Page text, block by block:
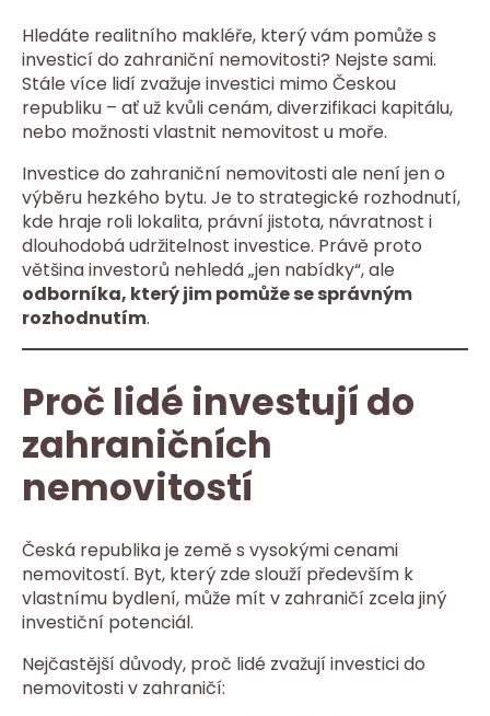
Hledáte realitního makléře, který vám pomůže s
investicí do zahraniční nemovitosti? Nejste sami.
Stále více lidí zvažuje investici mimo Českou
republiku – ať už kvůli cenám, diverzifikaci kapitálu,
nebo možnosti vlastnit nemovitost u moře.
Investice do zahraniční nemovitosti ale není jen o
výběru hezkého bytu. Je to strategické rozhodnutí,
kde hraje roli lokalita, právní jistota, návratnost i
dlouhodobá udržitelnost investice. Právě proto
většina investorů nehledá „jen nabídky“, ale
odborníka, který jim pomůže se správným
rozhodnutím.
Proč lidé investují do
zahraničních
nemovitostí
Česká republika je země s vysokými cenami
nemovitostí. Byt, který zde slouží především k
vlastnímu bydlení, může mít v zahraničí zcela jiný
investiční potenciál.
Nejčastější důvody, proč lidé zvažují investici do
nemovitosti v zahraničí: